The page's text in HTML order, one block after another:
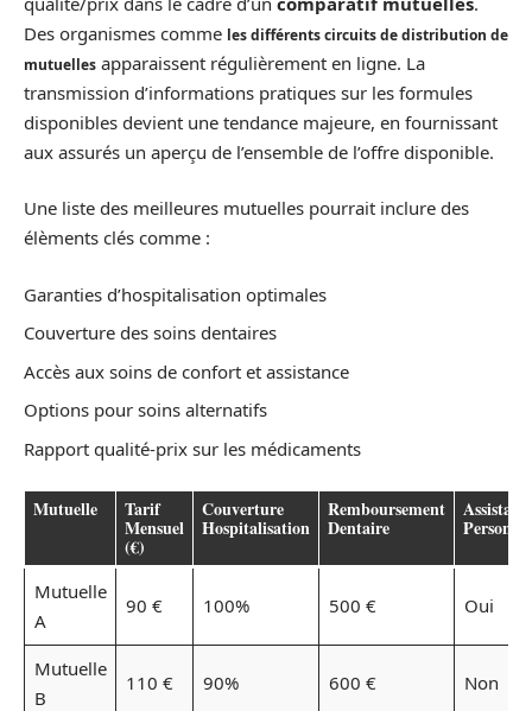
Des organismes comme les différents circuits de distribution de
mutuelles apparaissent régulièrement en ligne. La
transmission d’informations pratiques sur les formules
disponibles devient une tendance majeure, en fournissant
aux assurés un aperçu de l’ensemble de l’offre disponible.
Une liste des meilleures mutuelles pourrait inclure des
élèments clés comme :
Garanties d’hospitalisation optimales
Couverture des soins dentaires
Accès aux soins de confort et assistance
Options pour soins alternatifs
Rapport qualité-prix sur les médicaments
Mutuelle Tarif
Mensuel
(€)
Couverture
Hospitalisation
Remboursement
Dentaire
Mutuelle
A
90 € 100% 500 € Oui
Mutuelle
B
110 € 90% 600 € Non